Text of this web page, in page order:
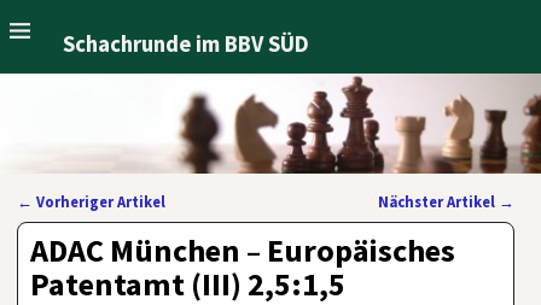
Schachrunde im BBV SÜD
Artikelnavigation
← Vorheriger Artikel Nächster Artikel →
ADAC München – Europäisches
Patentamt (III) 2,5:1,5